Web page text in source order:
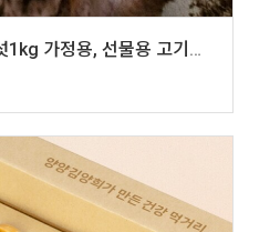
산지직송 무농약 참송이버섯1kg 가정용, 선물용 고기맛버섯 강원도 양양 고노골표고농장